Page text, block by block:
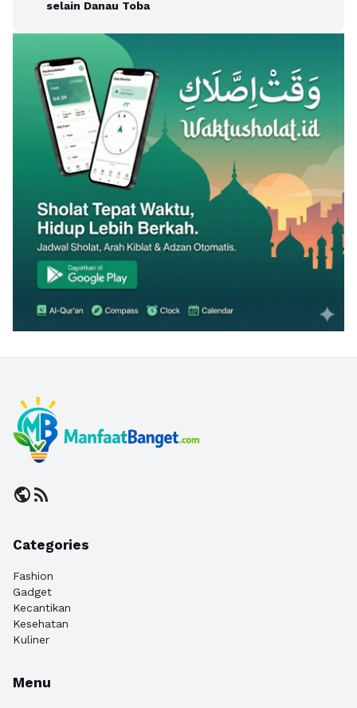
selain Danau Toba
publicrss_feed
Categories
Fashion
Gadget
Kecantikan
Kesehatan
Kuliner
Menu